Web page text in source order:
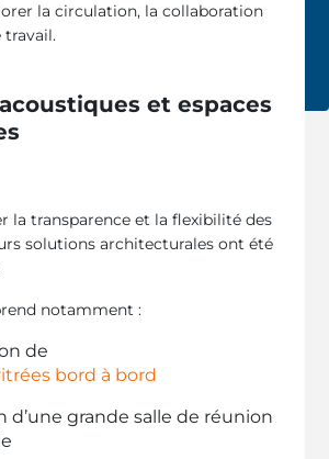
la circulation, la collaboration
travail.
et espaces
la transparence et la flexibilité des
solutions architecturales ont été
notamment :
de
bord à bord
d’une grande salle de réunion